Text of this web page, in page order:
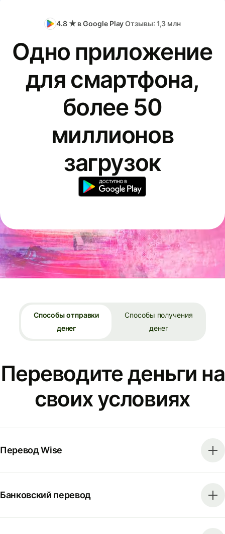
4.8 ★ в Google PlayОтзывы: 1,3 млн
Одно приложение
для смартфона,
более 50
миллионов
загрузок
Способы отправки
денег
Способы получения
денег
Переводите деньги на
своих условиях
Перевод Wise
Банковский перевод